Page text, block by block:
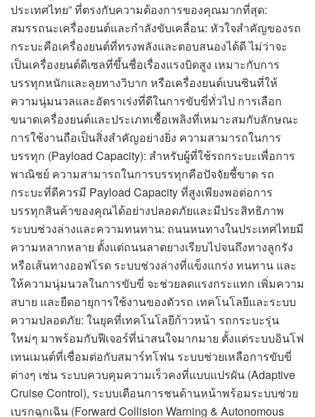
ประเทศไทย” ที่ตรงกับความต้องการของคุณมากที่สุด:
สมรรถนะเครื่องยนต์และกำลังขับเคลื่อน: หัวใจสำคัญของรถ
กระบะคือเครื่องยนต์ที่ทรงพลังและตอบสนองได้ดี ไม่ว่าจะ
เป็นเครื่องยนต์ดีเซลที่ขึ้นชื่อเรื่องแรงบิดสูง เหมาะกับการ
บรรทุกหนักและลุยทางวิบาก หรือเครื่องยนต์เบนซินที่ให้
ความนุ่มนวลและอัตราเร่งที่ดีในการขับขี่ทั่วไป การเลือก
ขนาดเครื่องยนต์และประเภทเชื้อเพลิงที่เหมาะสมกับลักษณะ
การใช้งานถือเป็นสิ่งสำคัญอย่างยิ่ง ความสามารถในการ
บรรทุก (Payload Capacity): สำหรับผู้ที่ใช้รถกระบะเพื่อการ
พาณิชย์ ความสามารถในการบรรทุกคือปัจจัยชี้ขาด รถ
กระบะที่ดีควรมี Payload Capacity ที่สูงเพียงพอต่อการ
บรรทุกสินค้าของคุณได้อย่างปลอดภัยและมีประสิทธิภาพ
ระบบช่วงล่างและความทนทาน: ถนนหนทางในประเทศไทยมี
ความหลากหลาย ตั้งแต่ถนนลาดยางเรียบไปจนถึงทางลูกรัง
หรือเส้นทางออฟโรด ระบบช่วงล่างที่แข็งแกร่ง ทนทาน และ
ให้ความนุ่มนวลในการขับขี่ จะช่วยลดแรงกระแทก เพิ่มความ
สบาย และยืดอายุการใช้งานของตัวรถ เทคโนโลยีและระบบ
ความปลอดภัย: ในยุคที่เทคโนโลยีก้าวหน้า รถกระบะรุ่น
ใหม่ๆ มาพร้อมกับฟีเจอร์ที่น่าสนใจมากมาย ตั้งแต่ระบบอินโฟ
เทนเมนต์ที่เชื่อมต่อกับสมาร์ทโฟน ระบบช่วยเหลือการขับขี่
ต่างๆ เช่น ระบบควบคุมความเร็วคงที่แบบแปรผัน (Adaptive
Cruise Control), ระบบเตือนการชนด้านหน้าพร้อมระบบช่วย
เบรกฉุกเฉิน (Forward Collision Warning & Autonomous